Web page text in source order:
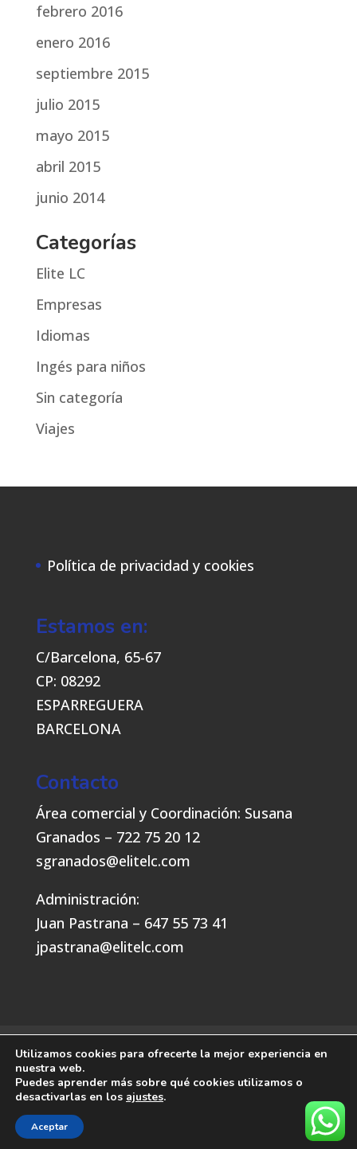
febrero 2016
enero 2016
septiembre 2015
julio 2015
mayo 2015
abril 2015
junio 2014
Categorías
Elite LC
Empresas
Idiomas
Ingés para niños
Sin categoría
Viajes
Política de privacidad y cookies
Estamos en:
C/Barcelona, 65-67
CP: 08292
ESPARREGUERA
BARCELONA
Contacto
Área comercial y Coordinación: Susana
Granados – 722 75 20 12
sgranados@elitelc.com
Administración:
Juan Pastrana – 647 55 73 41
jpastrana@elitelc.com
Política de privacidad y cookies
Utilizamos cookies para ofrecerte la mejor experiencia en
nuestra web.
Puedes aprender más sobre qué cookies utilizamos o
desactivarlas en los ajustes.
Aceptar